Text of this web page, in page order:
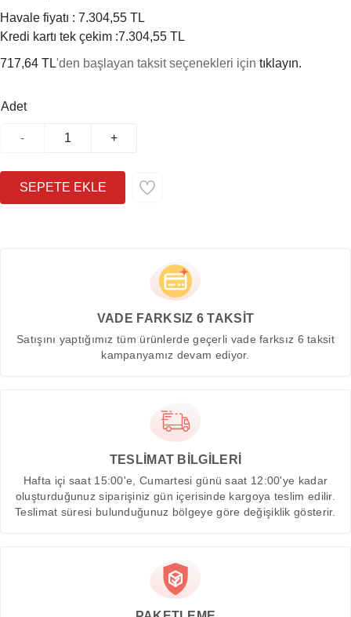
Havale fiyatı : 7.304,55 TL
Kredi kartı tek çekim :7.304,55 TL
717,64 TL'den başlayan taksit seçenekleri için tıklayın.
Adet
- +
VADE FARKSIZ 6 TAKSİT
Satışını yaptığımız tüm ürünlerde geçerli vade farksız 6 taksit
kampanyamız devam ediyor.
TESLİMAT BİLGİLERİ
Hafta içi saat 15:00'e, Cumartesi günü saat 12:00'ye kadar
oluşturduğunuz siparişiniz gün içerisinde kargoya teslim edilir.
Teslimat süresi bulunduğunuz bölgeye göre değişiklik gösterir.